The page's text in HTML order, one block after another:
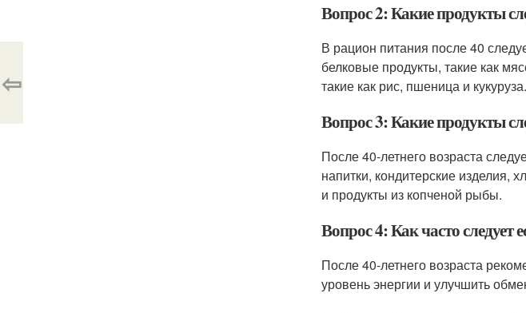
Вопрос 2: Какие продукты
В рацион питания после 40
белковые продукты, такие как
такие как рис, пшеница и кукуруза.
Вопрос 3: Какие продукты
После 40-летнего возраста
напитки, кондитерские изделия,
и продукты из копченой рыбы.
Вопрос 4: Как часто следует
После 40-летнего возраста
уровень энергии и улучшить
⇦